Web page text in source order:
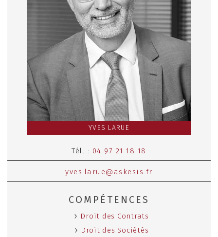
YVES LARUE
Tél. : 04 97 21 18 18
yves.larue@askesis.fr
COMPÉTENCES
Droit des Contrats
Droit des Sociétés